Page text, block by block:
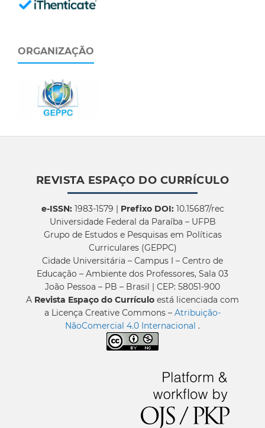
ORGANIZAÇÃO
REVISTA ESPAÇO DO CURRÍCULO
e-ISSN:1983-1579 | Prefixo DOI:10.15687/rec
Universidade Federal da Paraíba – UFPB
Grupo de Estudos e Pesquisas em Políticas
Curriculares (GEPPC)
Cidade Universitária – Campus I – Centro de
Educação – Ambiente dos Professores, Sala 03
João Pessoa – PB – Brasil | CEP: 58051-900
A Revista Espaço do Currículo está licenciada com
a Licença Creative Commons – Atribuição-
NãoComercial 4.0 Internacional .